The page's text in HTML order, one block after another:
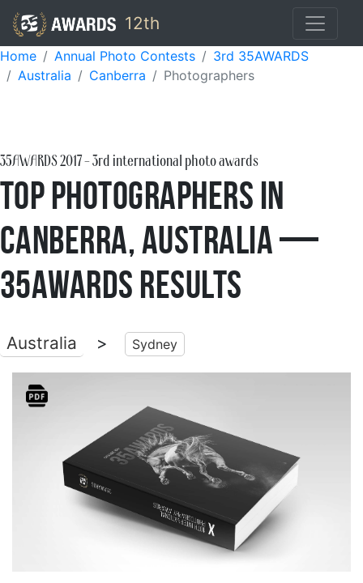
12th
Home Annual Photo Contests
3rd 35AWARDS
Australia
Canberra Photographers
35AWARDS2017- 3rd international photo awards
Top Photographers in
Canberra, Australia —
35AWARDS Results
Australia > Sydney